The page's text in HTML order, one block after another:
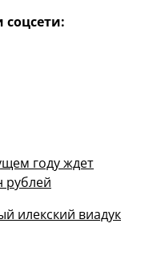
году ждет
рублей
илекский виадук